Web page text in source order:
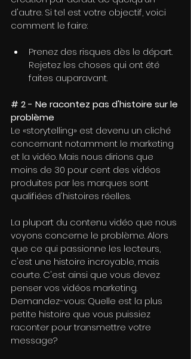
d'autre. Si tel est votre objectif, voici
comment le faire:
Prenez des risques dès le départ.
Rejetez les choses qui ont été
faites auparavant.
# 2 - Ne racontez pas d'histoire sur le
problème
Le «storytelling» est devenu un cliché
concernant notamment le marketing
et la vidéo. Mais nous dirions que
moins de 30 pour cent des vidéos
produites par les marques sont
qualifiées d'histoires réelles.
La plupart du contenu vidéo que nous
voyons concerne le problème. Alors
que ce qui passionne les lecteurs,
c'est une histoire incroyable, mais
courte. C'est ainsi que vous devez
penser vos vidéos marketing.
Demandez-vous: Quelle est la plus
petite histoire que vous puissiez
raconter pour transmettre votre
message?